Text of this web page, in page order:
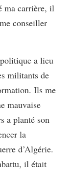
ma carrière, il
conseiller
a lieu
militants de
Ils me
mauvaise
a planté son
la
d’Algérie.
il était